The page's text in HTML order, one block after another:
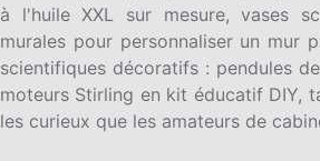
à l'huile XXL sur mesure, vases
murales pour personnaliser un mur
scientifiques décoratifs : pendules
moteurs Stirling en kit éducatif DIY,
les curieux que les amateurs de